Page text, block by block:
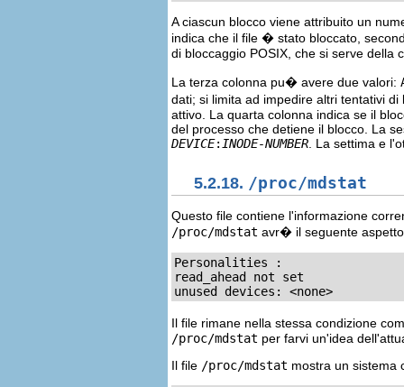
A ciascun blocco viene attribuito un
indica che il file � stato bloccato,
di bloccaggio POSIX, che si serve della
La terza colonna pu� avere due valori:
dati; si limita ad impedire altri tentativi
attivo. La quarta colonna indica se il
del processo che detiene il blocco. La
DEVICE: INODE-NUMBER . La settima e
5.2.18. /proc/mdstat
Questo file contiene l'informazione
/proc/mdstat avr� il seguente
Personalities :
read_ahead not set
unused devices: <none>
Il file rimane nella stessa condizione
/proc/mdstat per farvi un'idea
Il file /proc/mdstat mostra un sistema